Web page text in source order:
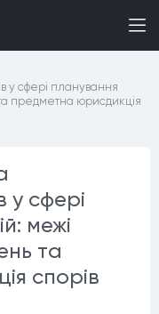
у сфері планування
предметна юрисдикція
у сфері
межі
та
спорів